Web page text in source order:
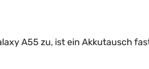
A55 zu, ist ein Akkutausch